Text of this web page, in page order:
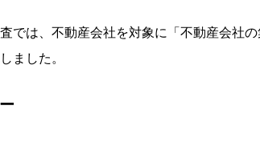
では、不動産会社を対象に「不動産会社
ました。